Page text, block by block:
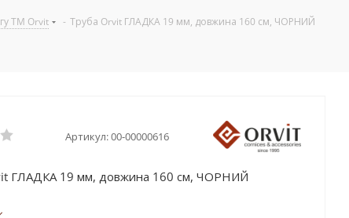
TM Orvit - Труба Orvit ГЛАДКА 19 мм, довжина 160 см, ЧОРНИЙ
Артикул:00-00000616
ГЛАДКА 19 мм, довжина 160 см, ЧОРНИЙ